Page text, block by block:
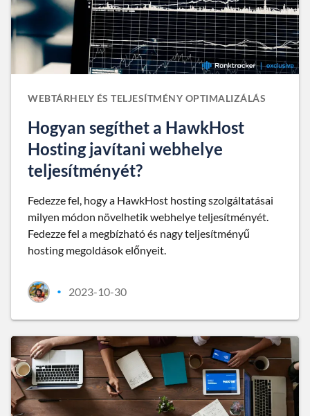
WEBTÁRHELY ÉS TELJESÍTMÉNY OPTIMALIZÁLÁS
Hogyan segíthet a HawkHost
Hosting javítani webhelye
teljesítményét?
Fedezze fel, hogy a HawkHost hosting szolgáltatásai
milyen módon növelhetik webhelye teljesítményét.
Fedezze fel a megbízható és nagy teljesítményű
hosting megoldások előnyeit.
• 2023-10-30